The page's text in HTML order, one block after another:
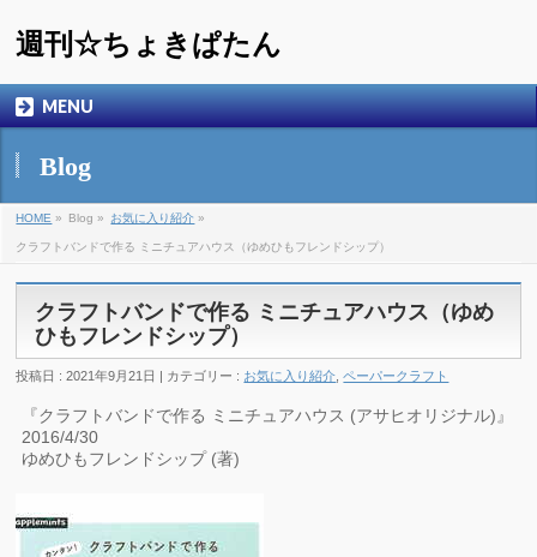
週刊☆ちょきぱたん
MENU
Blog
HOME » Blog » お気に入り紹介 »
クラフトバンドで作る ミニチュアハウス（ゆめひもフレンドシップ）
クラフトバンドで作る ミニチュアハウス（ゆめ
ひもフレンドシップ）
投稿日 : 2021年9月21日 | カテゴリー : お気に入り紹介 ,ペーパークラフト
『クラフトバンドで作る ミニチュアハウス (アサヒオリジナル)』
2016/4/30
ゆめひもフレンドシップ (著)